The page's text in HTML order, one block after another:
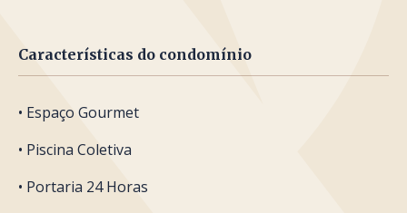
Características do condomínio
• Espaço Gourmet
• Piscina Coletiva
• Portaria 24 Horas